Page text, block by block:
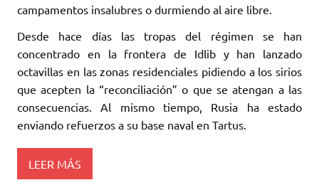
campamentos insalubres o durmiendo al aire libre.
Desde hace días las tropas del régimen se han
concentrado en la frontera de Idlib y han lanzado
octavillas en las zonas residenciales pidiendo a los sirios
que acepten la “reconciliación” o que se atengan a las
consecuencias. Al mismo tiempo, Rusia ha estado
enviando refuerzos a su base naval en Tartus.
LEER MÁS